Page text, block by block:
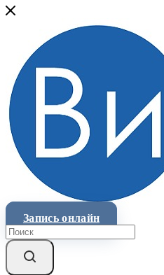
Запись онлайн